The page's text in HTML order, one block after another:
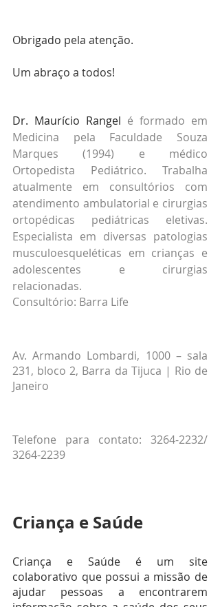
Obrigado pela atenção.
Um abraço a todos!
Dr. Maurício Rangel é formado em
Medicina pela Faculdade Souza
Marques (1994) e médico
Ortopedista Pediátrico. Trabalha
atualmente em consultórios com
atendimento ambulatorial e cirurgias
ortopédicas pediátricas eletivas.
Especialista em diversas patologias
musculoesqueléticas em crianças e
adolescentes e cirurgias
relacionadas.
Consultório: Barra Life
Av. Armando Lombardi, 1000 – sala
231, bloco 2, Barra da Tijuca | Rio de
Janeiro
Telefone para contato: 3264-2232/
3264-2239
Criança e Saúde
Criança e Saúde é um site
colaborativo que possui a missão de
ajudar pessoas a encontrarem